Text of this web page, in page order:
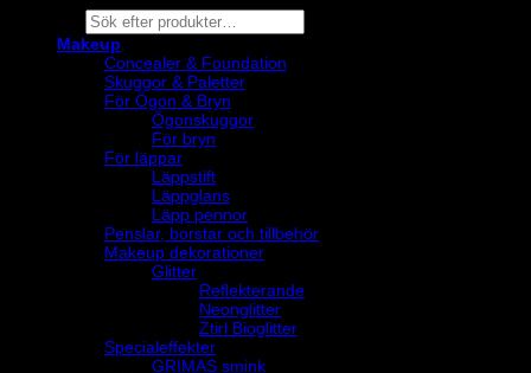
Products
search
Makeup
Concealer & Foundation
Skuggor & Paletter
För Ögon & Bryn
Ögonskuggor
För bryn
För läppar
Läppstift
Läppglans
Läpp pennor
Penslar, borstar och tillbehör
Makeup dekorationer
Glitter
Reflekterande
Neonglitter
Ztirl Bioglitter
Specialeffekter
GRIMAS smink